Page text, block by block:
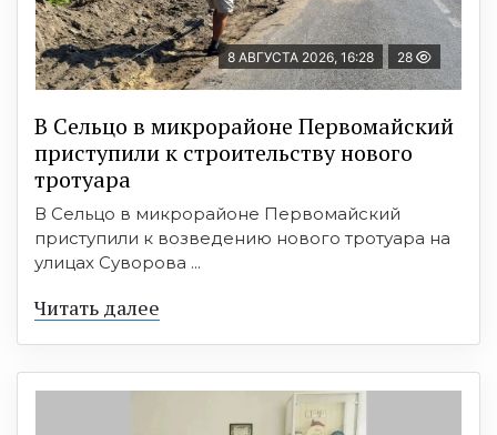
8 АВГУСТА 2026, 16:28 28
В Сельцо в микрорайоне Первомайский
приступили к строительству нового
тротуара
В Сельцо в микрорайоне Первомайский
приступили к возведению нового тротуара на
улицах Суворова ...
Читать далее